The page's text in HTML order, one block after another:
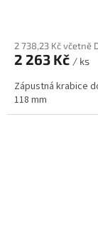
2 738,23 Kč včetně
2 263 Kč / ks
Zápustná krabice
118 mm